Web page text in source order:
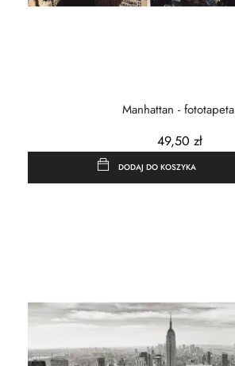
Manhattan - fototapeta
49,50 zł
DODAJ DO KOSZYKA